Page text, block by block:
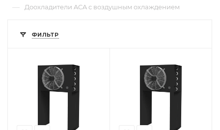
— Доохладители ACA с воздушным охлаждением
ФИЛЬТР